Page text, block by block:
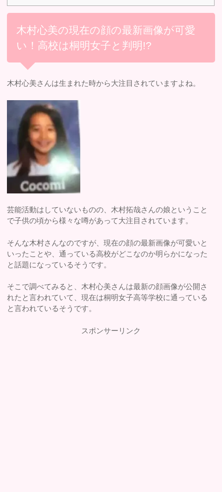
木村心美の現在の顔の最新画像が可愛
い！高校は桐明女子と判明!?
木村心美さんは生まれた時から大注目されていますよね。
芸能活動はしていないものの、木村拓哉さんの娘ということ
で子供の頃から様々な噂があって大注目されています。
そんな木村さんなのですが、現在の顔の最新画像が可愛いと
いったことや、通っている高校がどこなのか明らかになった
と話題になっているそうです。
そこで調べてみると、木村心美さんは最新の顔画像が公開さ
れたと言われていて、現在は桐明女子高等学校に通っている
と言われているそうです。
スポンサーリンク